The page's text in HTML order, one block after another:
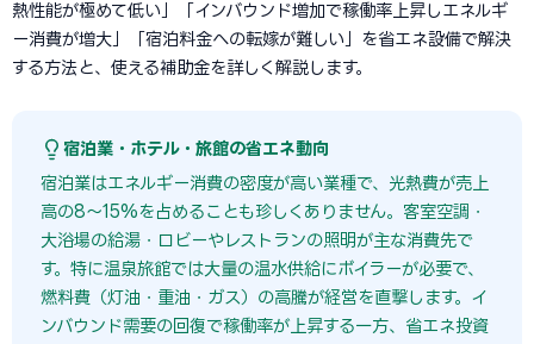
熱性能が極めて低い」「インバウンド増加で稼働率上昇しエネルギ
ー消費が増大」「宿泊料金への転嫁が難しい」を省エネ設備で解決
する方法と、使える補助金を詳しく解説します。
宿泊業・ホテル・旅館の省エネ動向
宿泊業はエネルギー消費の密度が高い業種で、光熱費が売上
高の8〜15%を占めることも珍しくありません。客室空調・
大浴場の給湯・ロビーやレストランの照明が主な消費先で
す。特に温泉旅館では大量の温水供給にボイラーが必要で、
燃料費（灯油・重油・ガス）の高騰が経営を直撃します。イ
ンバウンド需要の回復で稼働率が上昇する一方、省エネ投資